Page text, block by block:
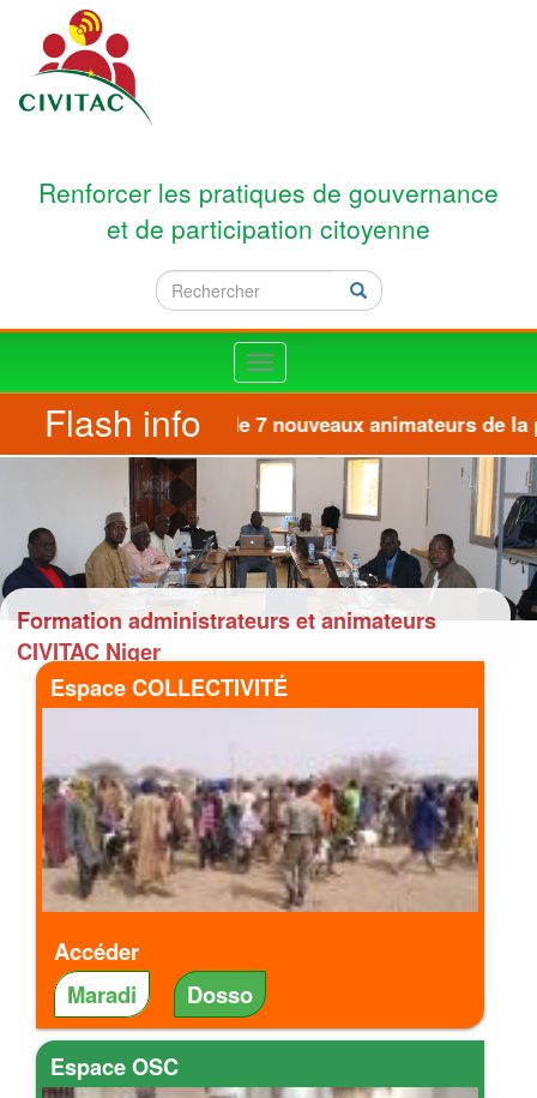
Aller au contenu principal
Renforcer les pratiques de gouvernance
et de participation citoyenne
Rechercher Rechercher
Toggle
navigation
Flash info
Formation de 7 nouveaux animateurs de la
Formation administrateurs et animateurs
CIVITAC Niger
Espace COLLECTIVITÉ
Accéder
Maradi
Dosso
Espace OSC